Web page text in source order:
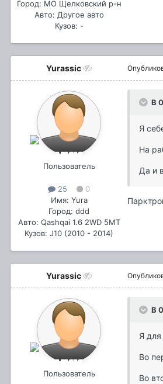
Город: МО Щелковский р-н
Авто: Другое авто
Кузов: -
Yurassic
Пользователь
25
0
Имя: Yura
Город: ddd
Авто: Qashqai 1.6 2WD 5MT
Кузов: J10 (2010 - 2014)
В
Я
На
Да и
Yurassic
Пользователь
В
Я для
Во
Во